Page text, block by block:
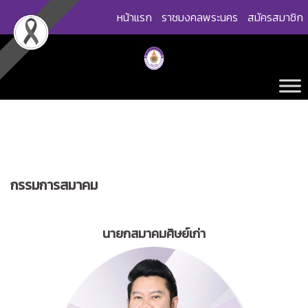
content
หน้าแรก ราชมงคลพระนคร สมัครสมาชิก
กรรมการสมาคม
นายกสมาคมศิษย์เก่า